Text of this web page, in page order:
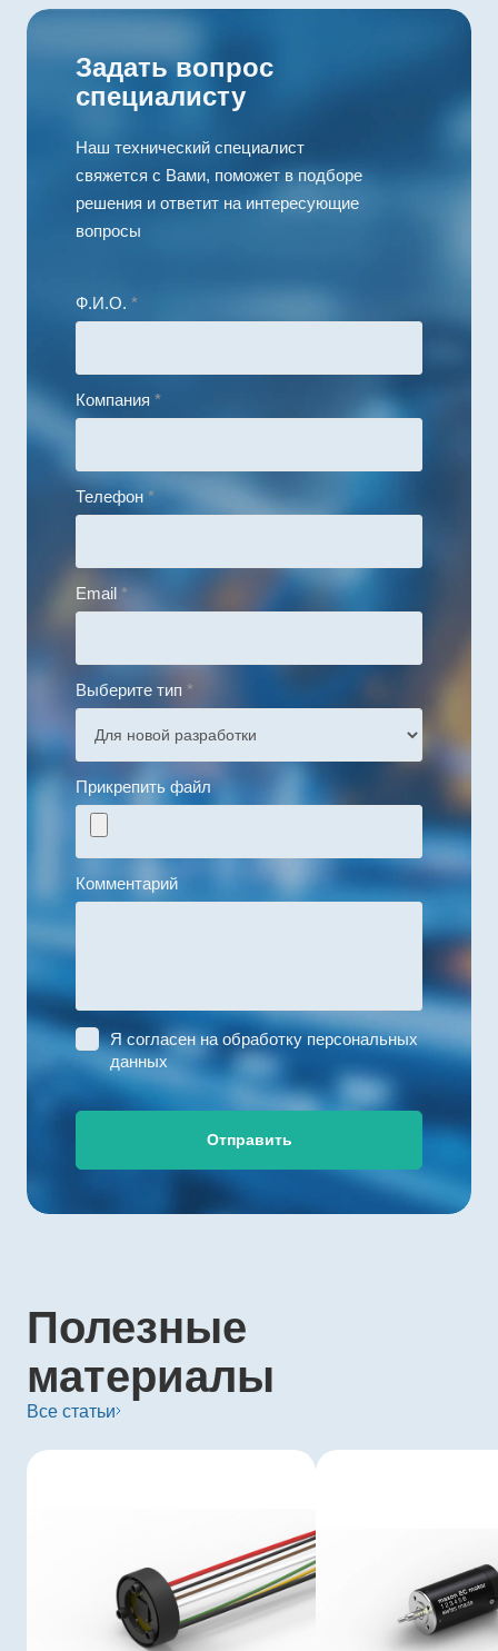
Задать вопрос
специалисту
Наш технический специалист
свяжется с Вами, поможет в подборе
решения и ответит на интересующие
вопросы
Ф.И.О. *
Компания *
Телефон *
Email *
Выберите тип *
Прикрепить файл
Комментарий
Я согласен на обработку персональных
данных
Отправить
Полезные
материалы
Все статьи